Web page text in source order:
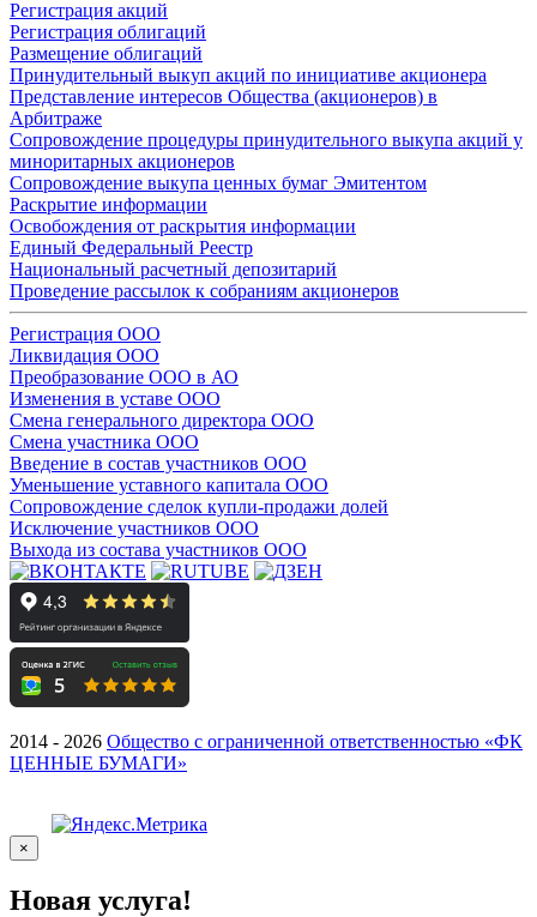
Регистрация акций
Регистрация облигаций
Размещение облигаций
Принудительный выкуп акций по инициативе акционера
Представление интересов Общества (акционеров) в
Арбитраже
Сопровождение процедуры принудительного выкупа акций у
миноритарных акционеров
Сопровождение выкупа ценных бумаг Эмитентом
Раскрытие информации
Освобождения от раскрытия информации
Единый Федеральный Реестр
Национальный расчетный депозитарий
Проведение рассылок к собраниям акционеров
Регистрация ООО
Ликвидация ООО
Преобразование ООО в АО
Изменения в уставе ООО
Смена генерального директора ООО
Смена участника ООО
Введение в состав участников ООО
Уменьшение уставного капитала ООО
Сопровождение сделок купли-продажи долей
Исключение участников ООО
Выхода из состава участников ООО
2014 - 2026 Общество с ограниченной ответственностью «ФК
ЦЕННЫЕ БУМАГИ»
×
Новая услуга!